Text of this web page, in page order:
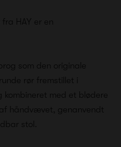
HAY er en
som den originale
rør fremstillet i
kombineret med et blødere
håndvævet, genanvendt
stol.